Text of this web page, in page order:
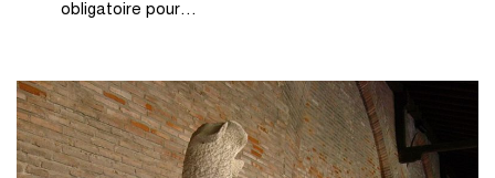
obligatoire pour…